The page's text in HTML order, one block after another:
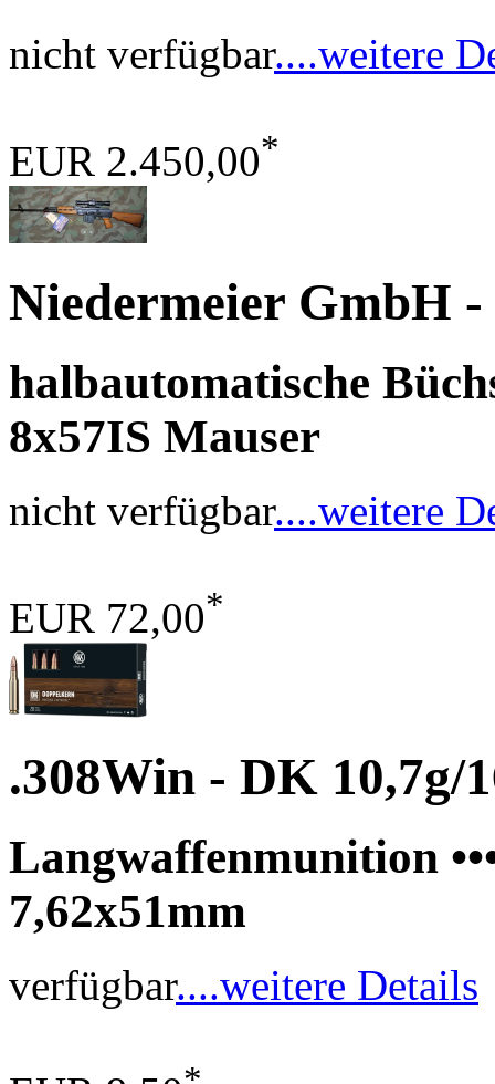
nicht verfügbar....weitere
EUR 2.450,00*
Niedermeier GmbH -
halbautomatische
8x57IS Mauser
nicht verfügbar....weitere
EUR 72,00*
.308Win - DK 10,7g/
Langwaffenmunition
7,62x51mm
verfügbar....weitere Details